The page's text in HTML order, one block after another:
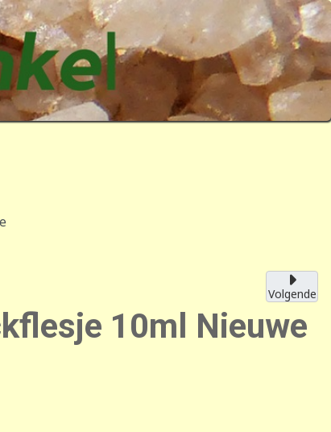
Volgende
10ml Nieuwe